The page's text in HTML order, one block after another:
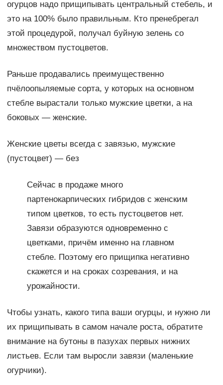
огурцов надо прищипывать центральный стебель, и
это на 100% было правильным. Кто пренебрегал
этой процедурой, получал буйную зелень со
множеством пустоцветов.
Раньше продавались преимущественно
пчёлоопыляемые сорта, у которых на основном
стебле вырастали только мужские цветки, а на
боковых — женские.
Женские цветы всегда с завязью, мужские
(пустоцвет) — без
Сейчас в продаже много
партенокарпических гибридов с женским
типом цветков, то есть пустоцветов нет.
Завязи образуются одновременно с
цветками, причём именно на главном
стебле. Поэтому его прищипка негативно
скажется и на сроках созревания, и на
урожайности.
Чтобы узнать, какого типа ваши огурцы, и нужно ли
их прищипывать в самом начале роста, обратите
внимание на бутоны в пазухах первых нижних
листьев. Если там выросли завязи (маленькие
огурчики).